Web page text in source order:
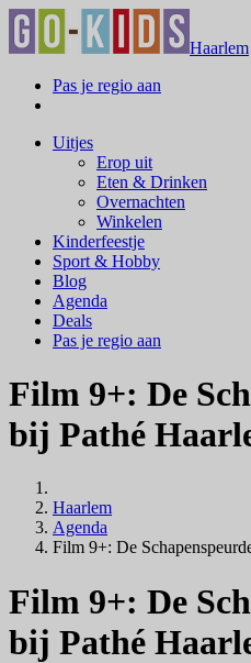
Haarlem
Pas je regio aan
Uitjes
Erop uit
Eten & Drinken
Overnachten
Winkelen
Kinderfeestje
Sport & Hobby
Blog
Agenda
Deals
Pas je regio aan
Film 9+: De
bij Pathé
Haarlem
Agenda
Film 9+: De
Film 9+: De
bij Pathé